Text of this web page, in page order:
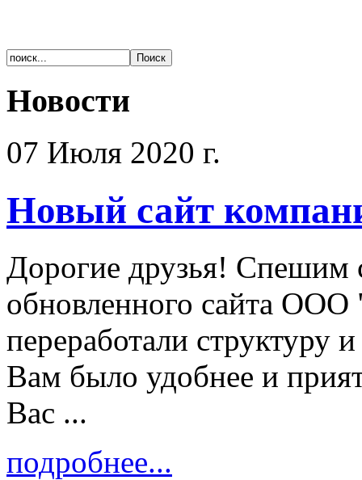
Новости
07 Июля 2020 г.
Новый сайт
Дорогие друзья! Спешим
обновленного сайта
переработали структуру
Вам было удобнее и
Вас ...
подробнее...